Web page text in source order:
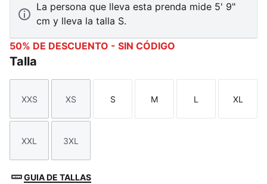
La persona que lleva esta prenda mide 5' 9"
cm y lleva la talla S.
50% DE DESCUENTO - SIN CÓDIGO
Talla
Talla
XXS
Talla
XS
Talla
S
Talla
M
Talla
L
Talla
XL
Talla
XXL
Talla
3XL
GUIA DE TALLAS